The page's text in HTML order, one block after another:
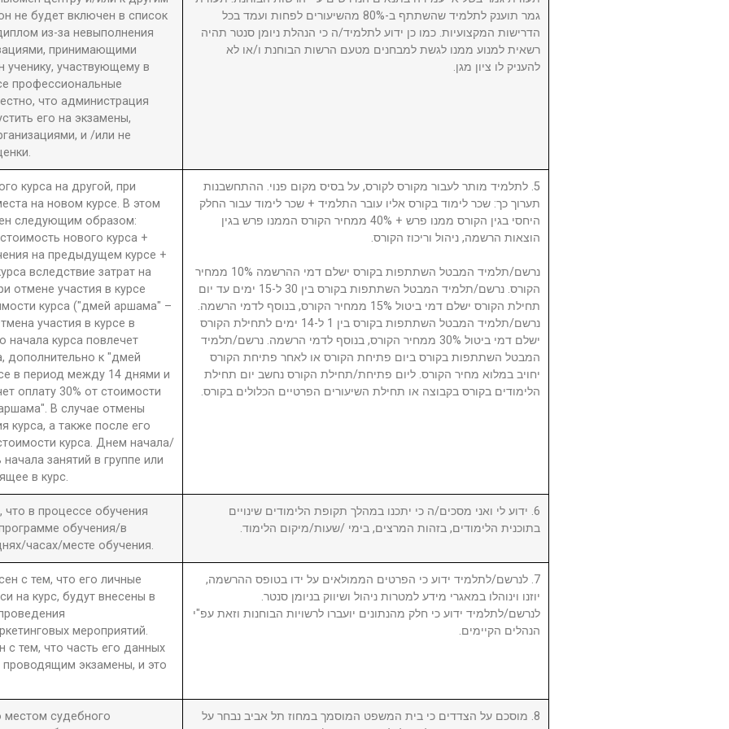
не будет включен в список
из-за невыполнения
принимающими
участвующему в
профессиональные
что администрация
его на экзамены,
и /или не
גמר תוענק לתלמיד שהשתתף ב-80% מהשיעורים לפחות ועמד בכל
הדרישות המקצועיות. כמו כן ידוע לתלמיד/ה כי הנהלת ניומן סנטר תהיה
רשאית למנוע ממנו לגשת למבחנים מטעם הרשות הבוחנת ו/או לא
להעניק לו ציון מגן.
курса на другой, при
на новом курсе. В этом
следующим образом:
нового курса +
на предыдущем курсе +
вследствие затрат на
отмене участия в курсе
курса ("дмей аршама" –
участия в курсе в
курса повлечет
дополнительно к "дмей
в период между 14 днями и
оплату 30% от стоимости
В случае отмены
курса, а также после его
курса. Днем начала/
занятий в группе или
в курс.
5. לתלמיד מותר לעבור מקורס לקורס, על בסיס מקום פנוי. ההתחשבנות
תערוך כך: שכר לימוד בקורס אליו עובר התלמיד + שכר לימוד עבור החלק
היחסי בגין הקורס ממנו פרש + 40% ממחיר הקורס הממנו פרש בגין
הוצאות הרשמה, ניהול וריכוז הקורס.
נרשם/תלמיד המבטל השתתפות בקורס ישלם דמי ההרשמה 10% ממחיר
הקורס. נרשם/תלמיד המבטל השתתפות בקורס בין 30 ל-15 ימים עד יום
תחילת הקורס ישלם דמי ביטול 15% ממחיר הקורס, בנוסף לדמי הרשמה.
נרשם/תלמיד המבטל השתתפות בקורס בין 1 ל-14 ימים לתחילת הקורס
ישלם דמי ביטול 30% ממחיר הקורס, בנוסף לדמי הרשמה. נרשם/תלמיד
המבטל השתתפות בקורס ביום פתיחת הקורס או לאחר פתיחת הקורס
יחויב במלוא מחיר הקורס. ליום פתיחת/תחילת הקורס נחשב יום תחילת
הלימודים בקורס בקבוצה או תחילת השיעורים הפרטיים הכלולים בקורס.
что в процессе обучения
обучения/в
часах/месте обучения.
6. ידוע לי ואני מסכים/ה כי יתכנו במהלך תקופת הלימודים שינויים
בתוכנית הלימודים, בזהות המרצים, בימי /שעות/מיקום הלימוד.
с тем, что его личные
на курс, будут внесены в
мероприятий.
с тем, что часть его данных
экзамены, и это
7. לנרשם/לתלמיד ידוע כי הפרטים הממולאים על ידו בטופס ההרשמה,
יוזנו וינוהלו במאגרי מידע למטרות ניהול ושיווק בניומן סנטר.
לנרשם/לתלמיד ידוע כי חלק מהנתונים יועברו לרשויות הבוחנות וזאת עפ"י
הנהלים הקיימים.
местом судебного
8. מוסכם על הצדדים כי בית המשפט המוסמך במחוז תל אביב נבחר על